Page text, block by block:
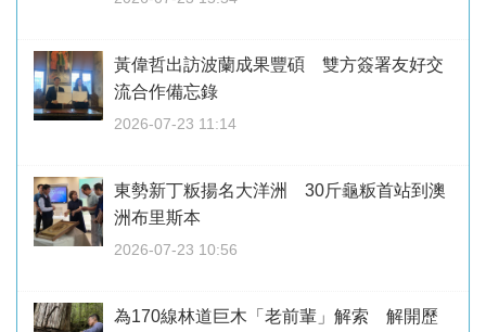
黃偉哲出訪波蘭成果豐碩 雙方簽署友好交
流合作備忘錄
2026-07-23 11:14
東勢新丁粄揚名大洋洲 30斤龜粄首站到澳
洲布里斯本
2026-07-23 10:56
為170線林道巨木「老前輩」解索 解開歷